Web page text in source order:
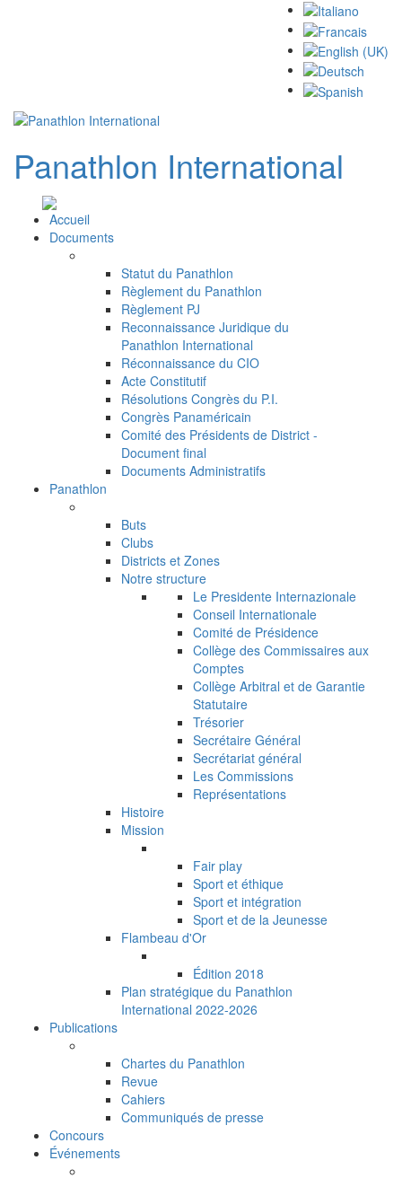
Panathlon International
Accueil
Documents
Statut du Panathlon
Règlement du Panathlon
Règlement PJ
Reconnaissance Juridique du
Panathlon International
Réconnaissance du CIO
Acte Constitutif
Résolutions Congrès du P.I.
Congrès Panaméricain
Comité des Présidents de District -
Document final
Documents Administratifs
Panathlon
Buts
Clubs
Districts et Zones
Notre structure
Le Presidente Internazionale
Conseil Internationale
Comité de Présidence
Collège des Commissaires aux
Comptes
Collège Arbitral et de Garantie
Statutaire
Trésorier
Secrétaire Général
Secrétariat général
Les Commissions
Représentations
Histoire
Mission
Fair play
Sport et éthique
Sport et intégration
Sport et de la Jeunesse
Flambeau d'Or
Édition 2018
Plan stratégique du Panathlon
International 2022-2026
Publications
Chartes du Panathlon
Revue
Cahiers
Communiqués de presse
Concours
Événements